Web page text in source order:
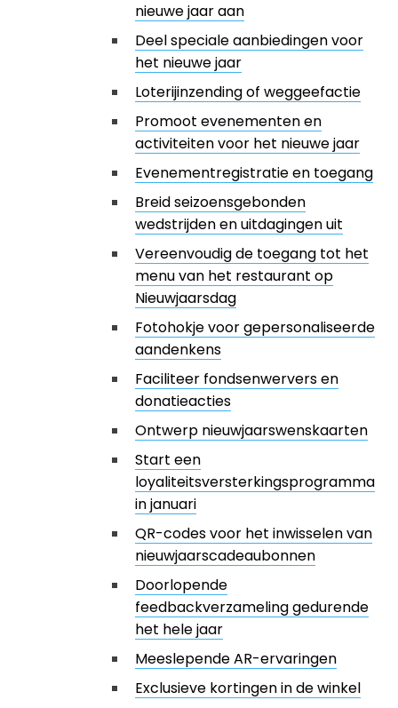
nieuwe jaar aan
Deel speciale aanbiedingen voor
het nieuwe jaar
Loterijinzending of weggeefactie
Promoot evenementen en
activiteiten voor het nieuwe jaar
Evenementregistratie en toegang
Breid seizoensgebonden
wedstrijden en uitdagingen uit
Vereenvoudig de toegang tot het
menu van het restaurant op
Nieuwjaarsdag
Fotohokje voor gepersonaliseerde
aandenkens
Faciliteer fondsenwervers en
donatieacties
Ontwerp nieuwjaarswenskaarten
Start een
loyaliteitsversterkingsprogramma
in januari
QR-codes voor het inwisselen van
nieuwjaarscadeaubonnen
Doorlopende
feedbackverzameling gedurende
het hele jaar
Meeslepende AR-ervaringen
Exclusieve kortingen in de winkel